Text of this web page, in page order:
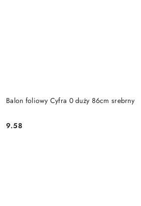
Balon foliowy Cyfra 0 duży 86cm srebrny
Cena:
9.58